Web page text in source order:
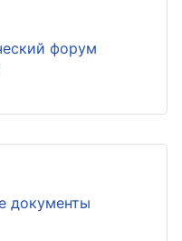
документы
форум